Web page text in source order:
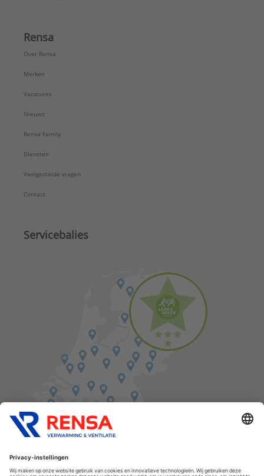
Rensa
Over Rensa
Merken
Vacatures
Nieuws
Rensa Family
Diensten
Veelgestelde vragen
Contact
Servicebalies